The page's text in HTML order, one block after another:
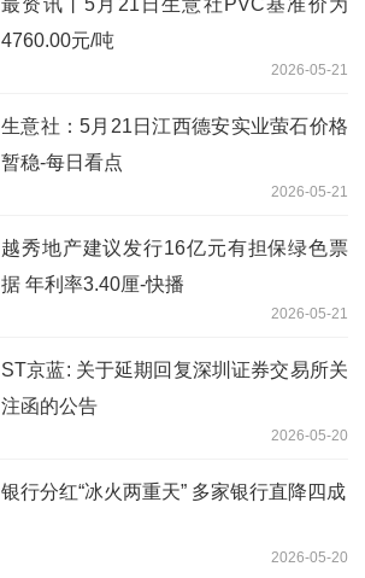
4760.00元/吨
2026-05-21
生意社：5月21日江西德安实业萤石价格
暂稳-每日看点
2026-05-21
越秀地产建议发行16亿元有担保绿色票
据 年利率3.40厘-快播
2026-05-21
ST京蓝: 关于延期回复深圳证券交易所关
注函的公告
2026-05-20
银行分红“冰火两重天” 多家银行直降四成
2026-05-20